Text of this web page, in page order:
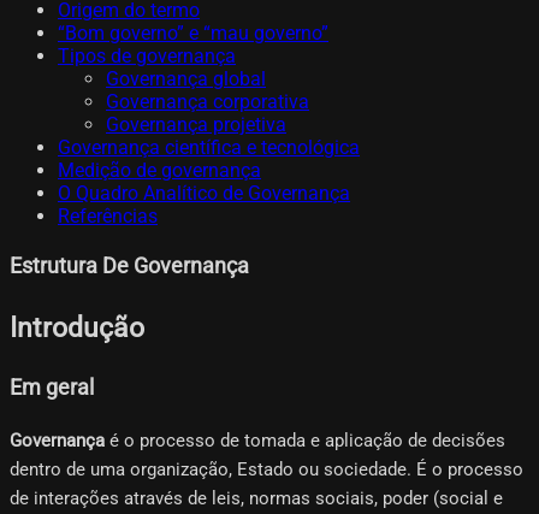
Origem do termo
“Bom governo” e “mau governo”
Tipos de governança
Governança global
Governança corporativa
Governança projetiva
Governança científica e tecnológica
Medição de governança
O Quadro Analítico de Governança
Referências
Estrutura De Governança
Introdução
Em geral
Governança é o processo de tomada e aplicação de decisões
dentro de uma organização, Estado ou sociedade. É o processo
de interações através de leis, normas sociais, poder (social e